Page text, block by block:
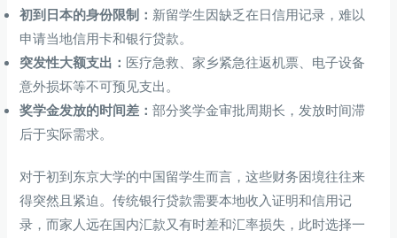
初到日本的身份限制： 新留学生因缺乏在日信用记录，难以
申请当地信用卡和银行贷款。
突发性大额支出： 医疗急救、家乡紧急往返机票、电子设备
意外损坏等不可预见支出。
奖学金发放的时间差：部分奖学金审批周期长，发放时间滞
后于实际需求。
对于初到东京大学的中国留学生而言，这些财务困境往往来
得突然且紧迫。传统银行贷款需要本地收入证明和信用记
录，而家人远在国内汇款又有时差和汇率损失，此时选择一